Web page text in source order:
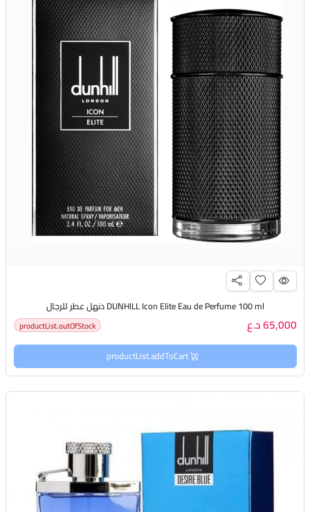
DUNHILL Icon Elite Eau de Perfume 100 ml دنهل عطر للرجال
65,000 د.ع productList.outOfStock
productList.addToCart